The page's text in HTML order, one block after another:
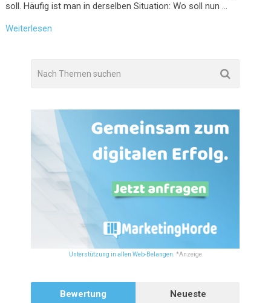
soll. Häufig ist man in derselben Situation: Wo soll nun …
Weiterlesen
Unterstützung in allen Web-Belangen. *Anzeige
Bewertung
Neueste